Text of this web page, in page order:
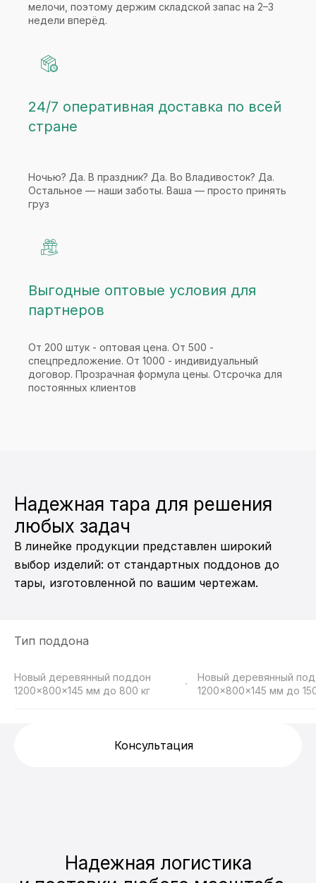
мелочи, поэтому держим складской запас на 2–3
недели вперёд.
24/7 оперативная доставка по всей
стране
Ночью? Да. В праздник? Да. Во Владивосток? Да.
Остальное — наши заботы. Ваша — просто принять
груз
Выгодные оптовые условия для
партнеров
От 200 штук - оптовая цена. От 500 -
спецпредложение. От 1000 - индивидуальный
договор. Прозрачная формула цены. Отсрочка для
постоянных клиентов
Надежная тара для решения
любых задач
В линейке продукции представлен широкий
выбор изделий: от стандартных поддонов до
тары, изготовленной по вашим чертежам.
Тип поддона
Новый деревянный поддон
1200x800x145 мм до 800 кг
Новый деревянный
1200x800x145 мм до
Консультация
Надежная логистика